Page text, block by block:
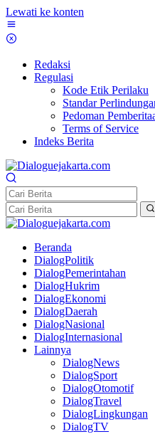
Lewati ke konten
Redaksi
Regulasi
Kode Etik Perilaku
Standar
Pedoman
Terms of Service
Indeks Berita
Beranda
DialogPolitik
DialogPemerintahan
DialogHukrim
DialogEkonomi
DialogDaerah
DialogNasional
DialogInternasional
Lainnya
DialogNews
DialogSport
DialogOtomotif
DialogTravel
DialogLingkungan
DialogTV